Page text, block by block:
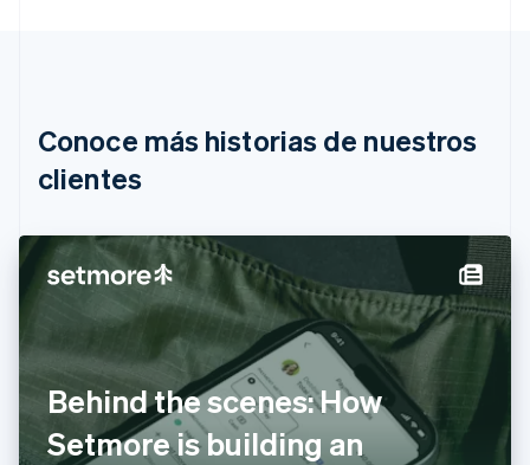
Conoce más historias de nuestros
clientes
Behind the scenes: How
Setmore is building an
Bulgaria
English
Canadá
China continental
简体中文 English
Chipre
Croacia
English Italiano
Dinamarca
English
Emiratos Árabes Unidos
English